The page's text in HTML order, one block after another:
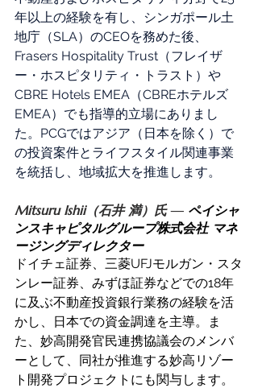
年以上の経験を有し、シンガポール土
地庁（SLA）のCEOを務めた後、
Frasers Hospitality Trust（フレイザ
ー・ホスピタリティ・トラスト） や
CBRE Hotels EMEA（CBREホテルズ
EMEA） でも指導的立場にありまし
た。PCGではアジア（日本を除く）で
の投資案件とライフスタイル関連事業
を統括し、地域拡大を推進します。
Mitsuru Ishii（石井 満）氏 ― ペイシャ
ンスキャピタルグループ株式会社 マネ
ージングディレクター
ドイチェ証券、三菱UFJモルガン・スタ
ンレー証券、みずほ証券などでの18年
に及ぶ不動産投資銀行業務の経験を活
かし、日本での資金調達を主導。ま
た、妙高開発官民連携協議会のメンバ
ーとして、同社が推進する妙高リゾー
ト開発プロジェクトにも関与します。